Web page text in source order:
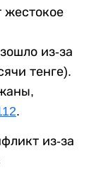
жестокое
из-за
тенге).
.
из-за